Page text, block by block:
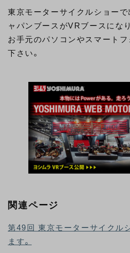
東京モーターサイクルショー
ャパンブースがVRブースにな
お手元のパソコンやスマート
下さい。
関連ページ
第49回 東京モーターサイクル
ます。